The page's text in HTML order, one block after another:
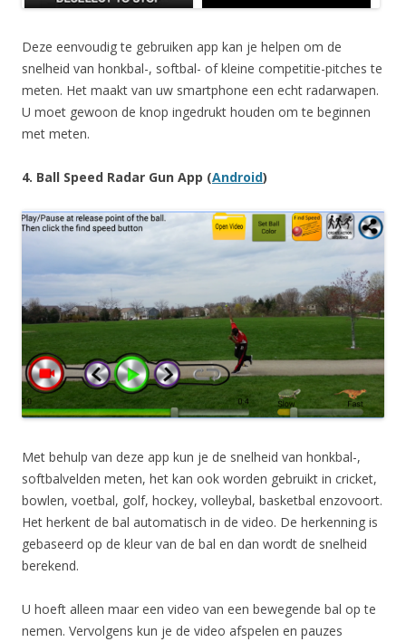
Deze eenvoudig te gebruiken app kan je helpen om de
snelheid van honkbal-, softbal- of kleine competitie-pitches te
meten. Het maakt van uw smartphone een echt radarwapen.
U moet gewoon de knop ingedrukt houden om te beginnen
met meten.
4. Ball Speed Radar Gun App (Android)
Met behulp van deze app kun je de snelheid van honkbal-,
softbalvelden meten, het kan ook worden gebruikt in cricket,
bowlen, voetbal, golf, hockey, volleybal, basketbal enzovoort.
Het herkent de bal automatisch in de video. De herkenning is
gebaseerd op de kleur van de bal en dan wordt de snelheid
berekend.
U hoeft alleen maar een video van een bewegende bal op te
nemen. Vervolgens kun je de video afspelen en pauzes